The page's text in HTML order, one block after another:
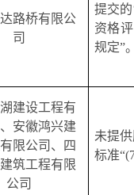
路桥有限公
司
提交的
资格
规定”。
建设工程有
安徽鸿兴建
限公司、四
筑工程有限
公司
未提
标准